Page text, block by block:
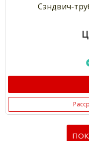
Сэндвич-